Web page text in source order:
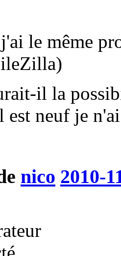
le même
il la
est neuf je
nico 2010-